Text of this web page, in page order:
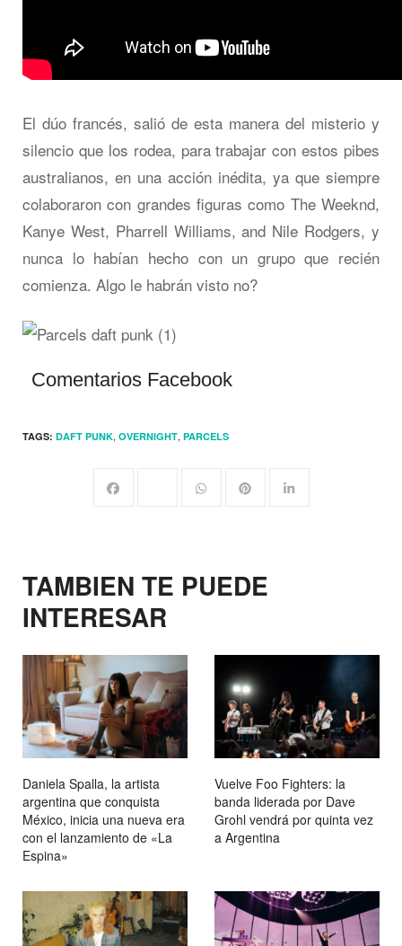
El dúo francés, salió de esta manera del misterio y
silencio que los rodea, para trabajar con estos pibes
australianos, en una acción inédita, ya que siempre
colaboraron con grandes figuras como The Weeknd,
Kanye West, Pharrell Williams, and Nile Rodgers, y
nunca lo habían hecho con un grupo que recién
comienza. Algo le habrán visto no?
Comentarios Facebook
TAGS: DAFT PUNK, OVERNIGHT, PARCELS
TAMBIEN TE PUEDE
INTERESAR
Daniela Spalla, la artista
argentina que conquista
México, inicia una nueva era
con el lanzamiento de «La
Espina»
Vuelve Foo Fighters: la
banda liderada por Dave
Grohl vendrá por quinta vez
a Argentina